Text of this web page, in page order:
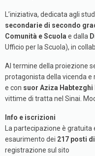
L’iniziativa, dedicata agli
secondarie di secondo
Comunità e Scuola e dalla
Ufficio per la Scuola), in
Al termine della proiezione
protagonista della vicenda e
e con suor Aziza Habtezghi
vittime di tratta nel Sinai.
Info e iscrizioni
La partecipazione è gratuita
esaurimento dei 217 posti
registrazione sul sito